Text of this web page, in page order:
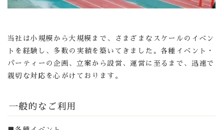
当社は小規模から大規模まで、さまざまなスケールのイベン
トを経験し、多数の実績を築いてきました。各種イベント・
パーティーの企画、立案から設営、運営に至るまで、迅速で
親切な対応を心がけております。
一般的なご利用